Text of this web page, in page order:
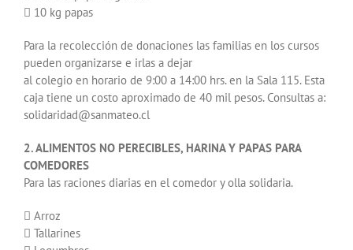
 10 kg papas
Para la recolección de donaciones las familias en los cursos
pueden organizarse e irlas a dejar
al colegio en horario de 9:00 a 14:00 hrs. en la Sala 115. Esta
caja tiene un costo aproximado de 40 mil pesos. Consultas a:
solidaridad@sanmateo.cl
2. ALIMENTOS NO PERECIBLES, HARINA Y PAPAS PARA
COMEDORES
Para las raciones diarias en el comedor y olla solidaria.
 Arroz
 Tallarines